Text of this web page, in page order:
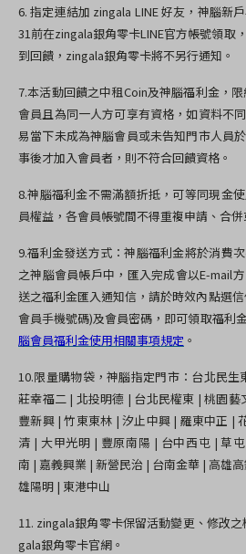
6.指定連結加 zingala LINE好友， 神腦新
31前在zingala銀角零卡LINE官方帳號領取
到回饋， zingala銀角零卡將不另行通知。
7.本活動回饋之中租Coin及神腦福利金，
會員且為同一人方可享有資格，如資料不
易當下未成為神腦會員或未告知門市人員
事後才加入會員者，則不符合回饋資格。
8.神腦福利金不需滿額折抵，可等同現金
員權益，各會員帳號間不得重複申請、合併
9.福利金發送方式：神腦福利金將於消費
之神腦會員帳戶中，匯入完成會以E-mail
送之福利金匯入通知信，請於時效內點選
會員手機號碼)及會員密碼，即可領取福利
腦會員福利金使用相關事項規定 。
10.限量購物袋，神腦指定門市：台北民生
莊幸福二 | 北投明德 | 台北民權東 |桃園藝
豐新興|竹東東林 | 汐止中興 | 羅東中正 |
清 | 大甲光明 | 豐原南陽 | 台中西屯 |草
南 | 嘉義興業 | 新營民治 | 台南金華 | 高雄
雄陽明 | 東港中山
11. zingala銀角零卡保留活動變更、修改
gala銀角零卡官網。